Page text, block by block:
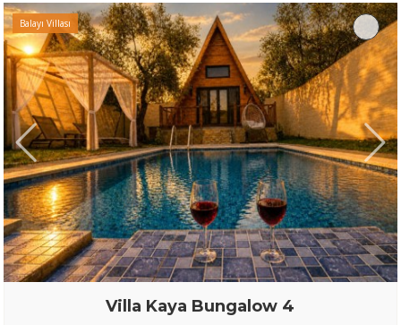
Balayı Villası
Villa Kaya Bungalow 4